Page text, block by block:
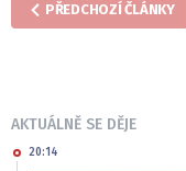
PŘEDCHOZÍ ČLÁNKY
AKTUÁLNĚ SE DĚJE
20:14